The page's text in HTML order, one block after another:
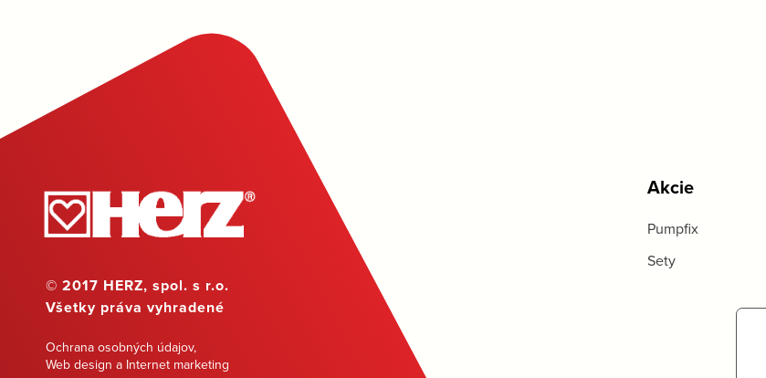
© 2017 HERZ, spol. s r.o.
Všetky práva vyhradené
Ochrana osobných údajov,
Web design a Internet marketing
Akcie
Pumpfix
Sety